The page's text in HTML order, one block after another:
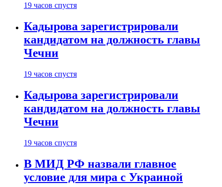
19 часов спустя
Кадырова зарегистрировали
кандидатом на должность главы
Чечни
19 часов спустя
Кадырова зарегистрировали
кандидатом на должность главы
Чечни
19 часов спустя
В МИД РФ назвали главное
условие для мира с Украиной